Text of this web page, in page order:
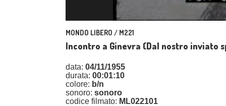
MONDO LIBERO / M221
Incontro a Ginevra (Dal nostro inviato
data: 04/11/1955
durata: 00:01:10
colore: b/n
sonoro: sonoro
codice filmato: ML022101